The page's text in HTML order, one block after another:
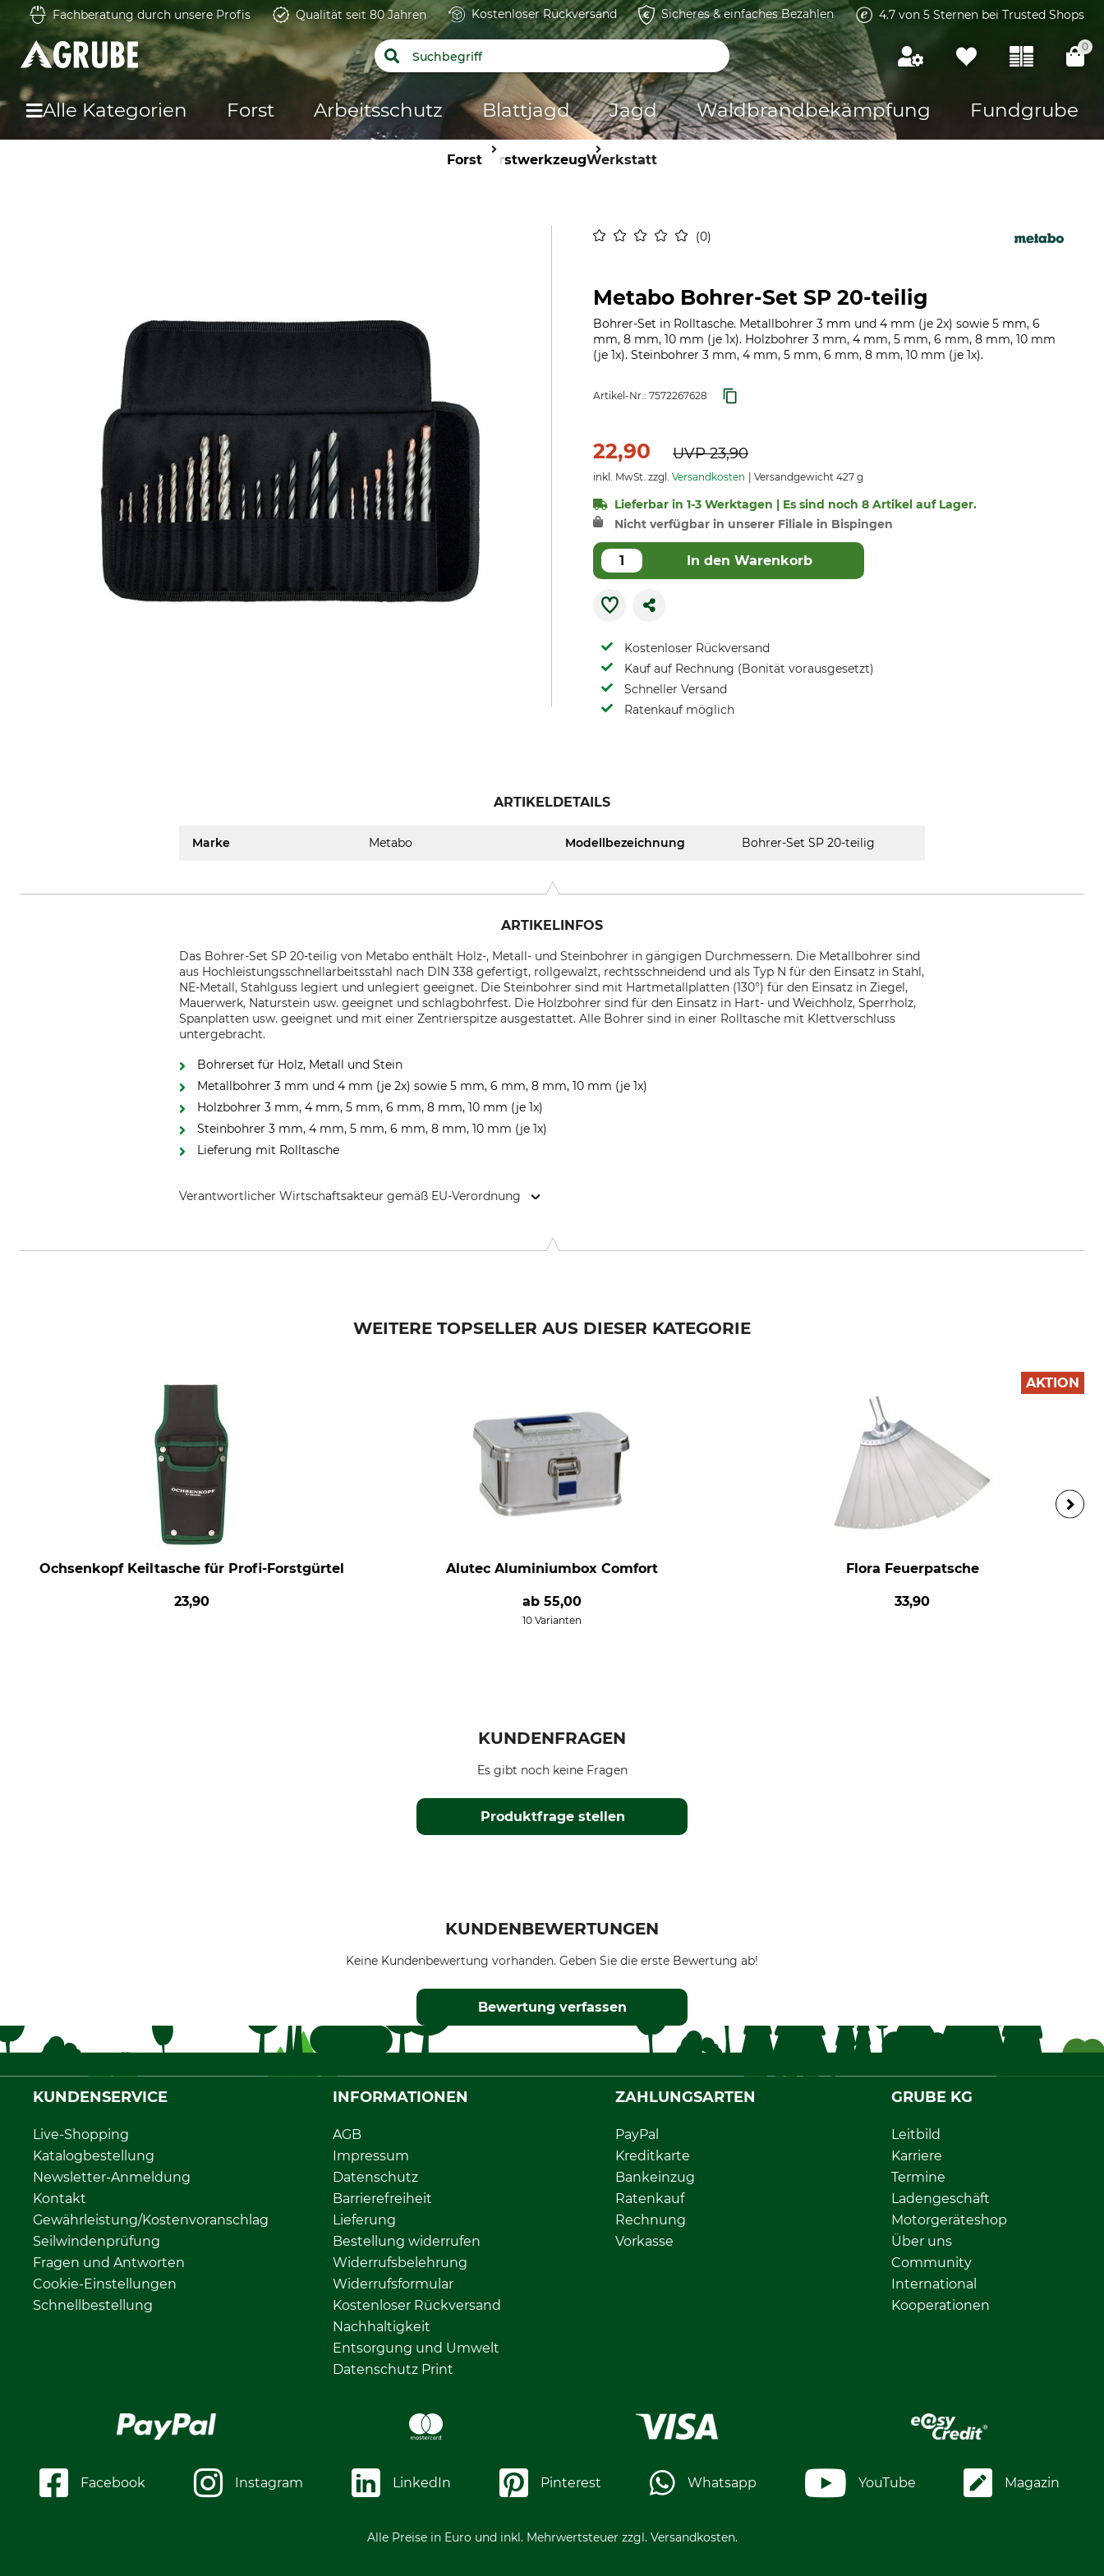
Fachberatung durch unsere Profis Qualität seit 80 Jahren Kostenloser Rückversand Sicheres & einfaches Bezahlen 4.7 von 5 Sternen bei Trusted Shops
0
Alle Kategorien Forst Arbeitsschutz Blattjagd Jagd Waldbrandbekämpfung Fundgrube
Forst ForstwerkzeugWerkstatt
0
Metabo Bohrer-Set SP 20-teilig
Bohrer-Set in Rolltasche. Metallbohrer 3 mm und 4 mm (je 2x) sowie 5 mm, 6
mm, 8 mm, 10 mm (je 1x). Holzbohrer 3 mm, 4 mm, 5 mm, 6 mm, 8 mm, 10 mm
(je 1x). Steinbohrer 3 mm, 4 mm, 5 mm, 6 mm, 8 mm, 10 mm (je 1x).
Artikel-Nr.: 7572267628
22,90 UVP23,90
inkl. MwSt. zzgl. Versandkosten Versandgewicht 427 g
Lieferbar in 1-3 Werktagen | Es sind noch 8 Artikel auf Lager.
Nicht verfügbar in unserer Filiale in Bispingen
In den Warenkorb
Kostenloser Rückversand
Kauf auf Rechnung (Bonität vorausgesetzt)
Schneller Versand
Ratenkauf möglich
ARTIKELDETAILS
Marke Metabo Modellbezeichnung Bohrer-Set SP 20-teilig
ARTIKELINFOS
Das Bohrer-Set SP 20-teilig von Metabo enthält Holz-, Metall- und Steinbohrer in gängigen Durchmessern. Die Metallbohrer sind
aus Hochleistungsschnellarbeitsstahl nach DIN 338 gefertigt, rollgewalzt, rechtsschneidend und als Typ N für den Einsatz in Stahl,
NE-Metall, Stahlguss legiert und unlegiert geeignet. Die Steinbohrer sind mit Hartmetallplatten (130°) für den Einsatz in Ziegel,
Mauerwerk, Naturstein usw. geeignet und schlagbohrfest. Die Holzbohrer sind für den Einsatz in Hart- und Weichholz, Sperrholz,
Spanplatten usw. geeignet und mit einer Zentrierspitze ausgestattet. Alle Bohrer sind in einer Rolltasche mit Klettverschluss
untergebracht.
Bohrerset für Holz, Metall und Stein
Metallbohrer 3 mm und 4 mm (je 2x) sowie 5 mm, 6 mm, 8 mm, 10 mm (je 1x)
Holzbohrer 3 mm, 4 mm, 5 mm, 6 mm, 8 mm, 10 mm (je 1x)
Steinbohrer 3 mm, 4 mm, 5 mm, 6 mm, 8 mm, 10 mm (je 1x)
Lieferung mit Rolltasche
Verantwortlicher Wirtschaftsakteur gemäß EU-Verordnung
WEITERE TOPSELLER AUS DIESER KATEGORIE
Ochsenkopf Keiltasche für Profi-Forstgürtel
23,90
Alutec Aluminiumbox Comfort
ab 55,00
10 Varianten
AKTION
Flora Feuerpatsche
33,90
KUNDENFRAGEN
Produktfrage stellen
Es gibt noch keine Fragen
KUNDENBEWERTUNGEN
Keine Kundenbewertung vorhanden. Geben Sie die erste Bewertung ab!
Bewertung verfassen
KUNDENSERVICE
Live-Shopping
Katalogbestellung
Newsletter-Anmeldung
Kontakt
Gewährleistung/Kostenvoranschlag
Seilwindenprüfung
Fragen und Antworten
Cookie-Einstellungen
Schnellbestellung
INFORMATIONEN
AGB
Impressum
Datenschutz
Barrierefreiheit
Lieferung
Bestellung widerrufen
Widerrufsbelehrung
Widerrufsformular
Kostenloser Rückversand
Nachhaltigkeit
Entsorgung und Umwelt
Datenschutz Print
ZAHLUNGSARTEN
PayPal
Kreditkarte
Bankeinzug
Ratenkauf
Rechnung
Vorkasse
GRUBE KG
Leitbild
Karriere
Termine
Ladengeschäft
Motorgeräteshop
Über uns
Community
International
Kooperationen
Facebook Instagram LinkedIn Pinterest Whatsapp YouTube Magazin
Alle Preise in Euro und inkl. Mehrwertsteuer zzgl. Versandkosten.